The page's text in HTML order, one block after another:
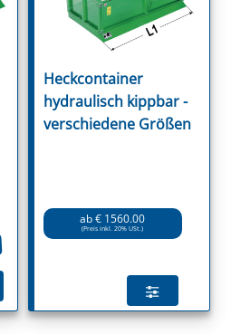
Heckcontainer
hydraulisch kippbar -
verschiedene Größen
ab € 1560.00
(Preis inkl. 20% USt.)